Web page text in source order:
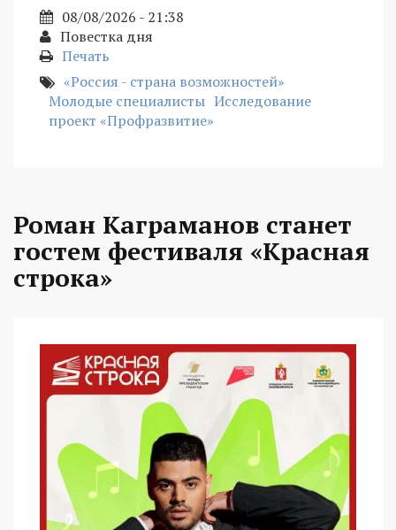
08/08/2026 - 21:38
Повестка дня
Печать
«Россия - страна возможностей»
Молодые специалисты Исследование
проект «Профразвитие»
Роман Каграманов станет
гостем фестиваля «Красная
строка»